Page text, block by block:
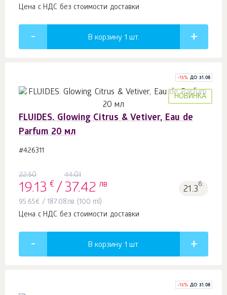
Цена с НДС без стоимости доставки
В корзину 1 шт.
-15% ДО 31.08
НОВИНКА
FLUIDES. Glowing Citrus & Vetiver, Eau de
Parfum 20 мл
#426311
22.50
19.13 € /
44.01
37.42 лв 21.3б.
95.65€ /187.08лв (100 ml)
Цена с НДС без стоимости доставки
В корзину 1 шт.
-15% ДО 31.08